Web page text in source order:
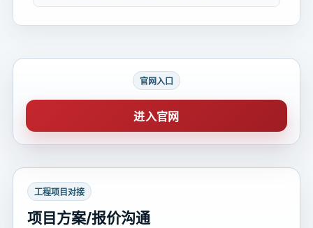
官网入口
进入官网
工程项目对接
项目方案/报价沟通